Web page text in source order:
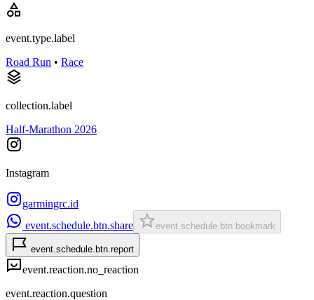
event.type.label
Road Run • Race
collection.label
Half-Marathon 2026
Instagram
garmingrc.id
event.schedule.btn.share
event.schedule.btn.bookmark
event.schedule.btn.report
event.reaction.no_reaction
event.reaction.question